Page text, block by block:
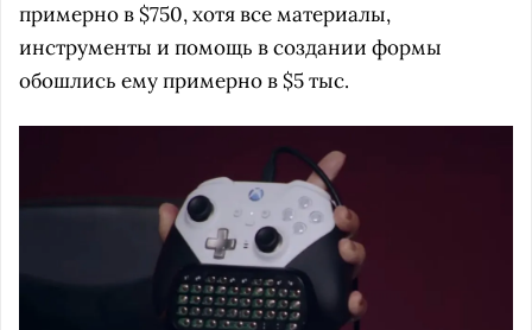
примерно в $750, хотя все материалы,
инструменты и помощь в создании формы
обошлись ему примерно в $5 тыс.